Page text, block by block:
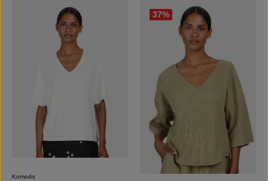
Komodo
37%